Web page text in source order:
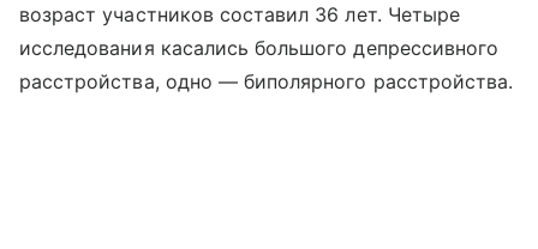
возраст участников составил 36 лет. Четыре
исследования касались большого депрессивного
расстройства, одно — биполярного расстройства.